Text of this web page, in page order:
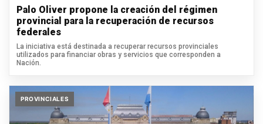
Palo Oliver propone la creación del régimen
provincial para la recuperación de recursos
federales
La iniciativa está destinada a recuperar recursos provinciales
utilizados para financiar obras y servicios que corresponden a
Nación.
PROVINCIALES